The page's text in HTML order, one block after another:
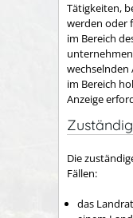
Tätigkeiten,
werden oder
im Bereich
wechselnden
im Bereich
Anzeige
Die
Fällen:
das